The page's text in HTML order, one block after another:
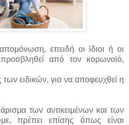
επειδή οι ίδιοι ή οι
από τον κορωνοϊό,
των ειδικών, για να αποφευχθεί η
των αντικειμένων και των
πρέπει επίσης όπως είναι